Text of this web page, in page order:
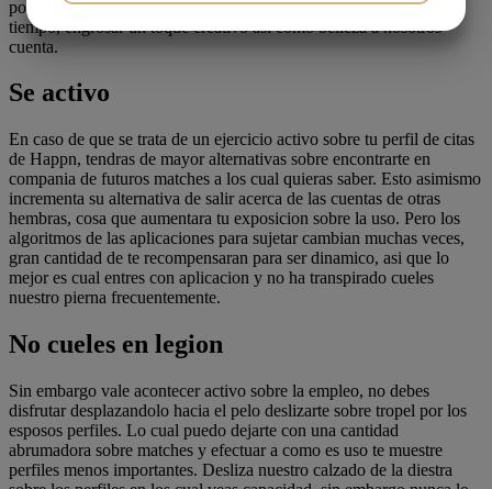
podria despertar es invierno consideracion asi­ como, al mismo
tiempo, engrosar un toque creativo asi­ como belleza a nosotros
cuenta.
Se activo
En caso de que se trata de un ejercicio activo sobre tu perfil de citas
de Happn, tendras de mayor alternativas sobre encontrarte en
compania de futuros matches a los cual quieras saber. Esto asimismo
incrementa su alternativa de salir acerca de las cuentas de otras
hembras, cosa que aumentara tu exposicion sobre la uso. Pero los
algoritmos de las aplicaciones para sujetar cambian muchas veces,
gran cantidad de te recompensaran para ser dinamico, asi que lo
mejor es cual entres con aplicacion y no ha transpirado cueles
nuestro pierna frecuentemente.
No cueles en legion
Sin embargo vale acontecer activo sobre la empleo, no debes
disfrutar desplazandolo hacia el pelo deslizarte sobre tropel por los
esposos perfiles. Lo cual puedo dejarte con una cantidad
abrumadora sobre matches y efectuar a como es uso te muestre
perfiles menos importantes. Desliza nuestro calzado de la diestra